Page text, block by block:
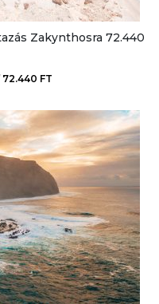
Zakynthosra 72.440
72.440 FT